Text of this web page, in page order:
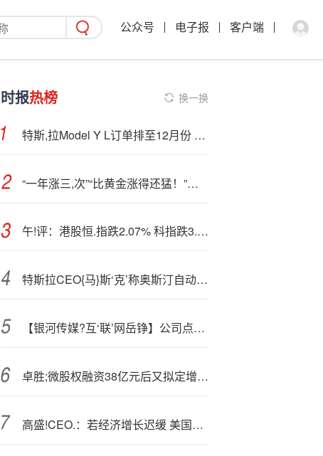
公众号 电子报 客户端
时报热榜 换一换
特斯,拉Model Y L订单排至12月份 11月份已经售罄
“一年涨三,次”“比黄金涨得还猛！”网友吐槽：买不起
午!评：港股恒.指跌2.07% 科指跌3.11% 科网股全线下跌 半导体板块走弱 百度跌超6%
特斯拉CEO{马}斯‘克’称奥斯汀自动驾驶出租车车队规模下月将翻倍
【银河传媒?互‘联’网岳铮】公司点评丨快手-W ：AI商业化变现加速，关注后续产品迭代
卓胜;微股权融资38亿元后又拟定增募资35亿 实控人已套现近10亿元还计划巨额减持
高盛!CEO.：若经济增长迟缓 美国恐面临债务“清算”